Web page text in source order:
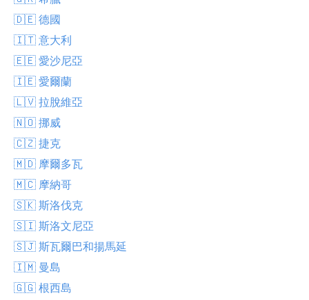
🇩🇪 德國
🇮🇹 意大利
🇪🇪 愛沙尼亞
🇮🇪 愛爾蘭
🇱🇻 拉脫維亞
🇳🇴 挪威
🇨🇿 捷克
🇲🇩 摩爾多瓦
🇲🇨 摩納哥
🇸🇰 斯洛伐克
🇸🇮 斯洛文尼亞
🇸🇯 斯瓦爾巴和揚馬延
🇮🇲 曼島
🇬🇬 根西島